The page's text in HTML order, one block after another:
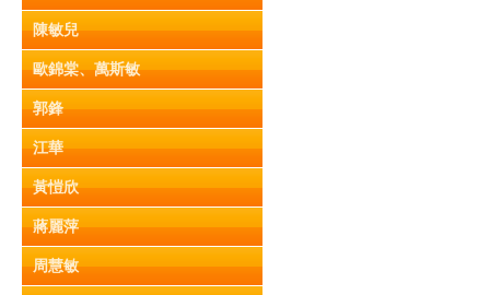
陳敏兒
歐錦棠、萬斯敏
郭鋒
江華
黃愷欣
蔣麗萍
周慧敏